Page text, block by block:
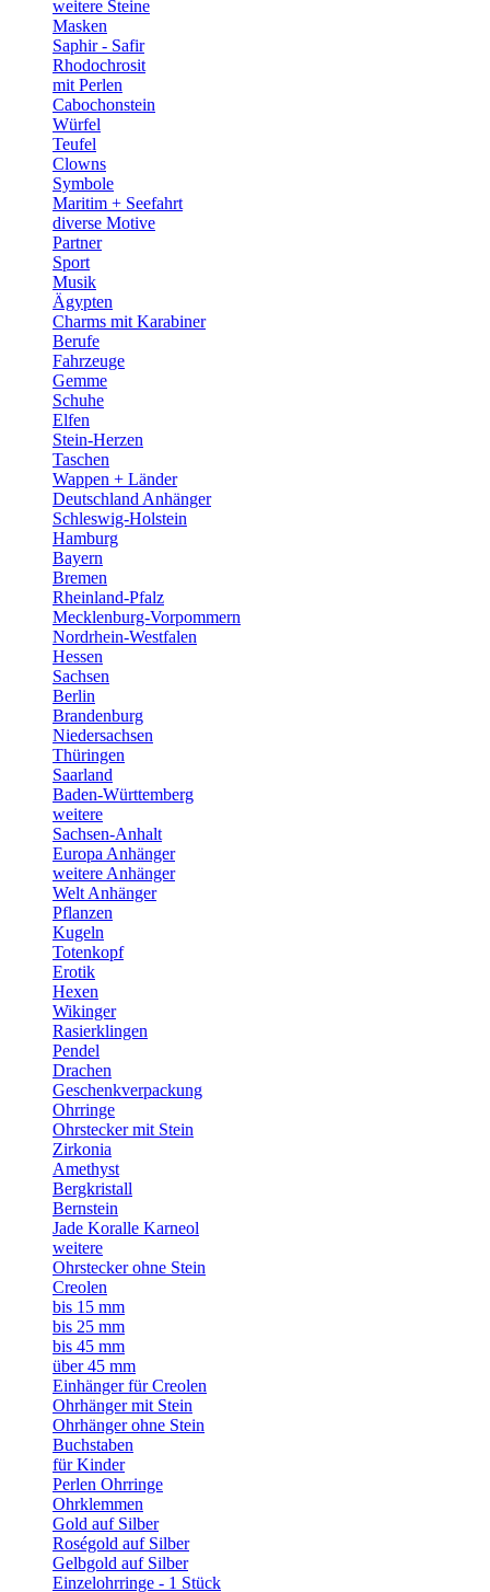
weitere Steine
Masken
Saphir - Safir
Rhodochrosit
mit Perlen
Cabochonstein
Würfel
Teufel
Clowns
Symbole
Maritim + Seefahrt
diverse Motive
Partner
Sport
Musik
Ägypten
Charms mit Karabiner
Berufe
Fahrzeuge
Gemme
Schuhe
Elfen
Stein-Herzen
Taschen
Wappen + Länder
Deutschland Anhänger
Schleswig-Holstein
Hamburg
Bayern
Bremen
Rheinland-Pfalz
Mecklenburg-Vorpommern
Nordrhein-Westfalen
Hessen
Sachsen
Berlin
Brandenburg
Niedersachsen
Thüringen
Saarland
Baden-Württemberg
weitere
Sachsen-Anhalt
Europa Anhänger
weitere Anhänger
Welt Anhänger
Pflanzen
Kugeln
Totenkopf
Erotik
Hexen
Wikinger
Rasierklingen
Pendel
Drachen
Geschenkverpackung
Ohrringe
Ohrstecker mit Stein
Zirkonia
Amethyst
Bergkristall
Bernstein
Jade Koralle Karneol
weitere
Ohrstecker ohne Stein
Creolen
bis 15 mm
bis 25 mm
bis 45 mm
über 45 mm
Einhänger für Creolen
Ohrhänger mit Stein
Ohrhänger ohne Stein
Buchstaben
für Kinder
Perlen Ohrringe
Ohrklemmen
Gold auf Silber
Roségold auf Silber
Gelbgold auf Silber
Einzelohrringe - 1 Stück